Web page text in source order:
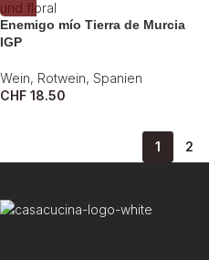
Enemigo mío Tierra de Murcia
IGP
Wein, Rotwein, Spanien
CHF 18.50
1 2